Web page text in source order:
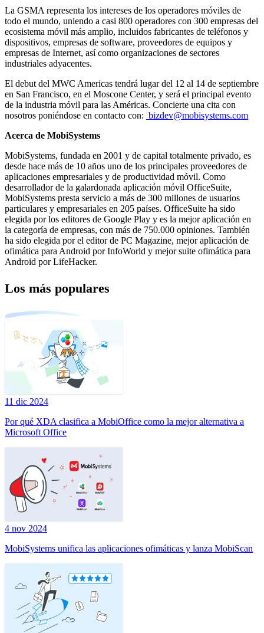
La GSMA representa los intereses de los operadores móviles de
todo el mundo, uniendo a casi 800 operadores con 300 empresas del
ecosistema móvil más amplio, incluidos fabricantes de teléfonos y
dispositivos, empresas de software, proveedores de equipos y
empresas de Internet, así como organizaciones de sectores
industriales adyacentes.
El debut del MWC Americas tendrá lugar del 12 al 14 de septiembre
en San Francisco, en el Moscone Center, y será el principal evento
de la industria móvil para las Américas. Concierte una cita con
nosotros poniéndose en contacto con: bizdev@mobisystems.com
Acerca de MobiSystems
MobiSystems, fundada en 2001 y de capital totalmente privado, es
desde hace más de 10 años uno de los principales proveedores de
aplicaciones empresariales y de productividad móvil. Como
desarrollador de la galardonada aplicación móvil OfficeSuite,
MobiSystems presta servicio a más de 300 millones de usuarios
particulares y empresariales en 205 países. OfficeSuite ha sido
elegida por los editores de Google Play y es la mejor aplicación en
la categoría de empresas, con más de 750.000 opiniones. También
ha sido elegida por el editor de PC Magazine, mejor aplicación de
ofimática para Android por InfoWorld y mejor suite ofimática para
Android por LifeHacker.
Los más populares
11 dic 2024
Por qué XDA clasifica a MobiOffice como la mejor alternativa a
Microsoft Office
4 nov 2024
MobiSystems unifica las aplicaciones ofimáticas y lanza MobiScan